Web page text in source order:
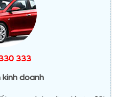
333
kinh doanh